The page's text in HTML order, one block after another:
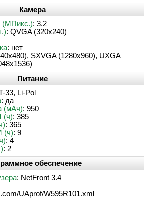
Камера
(МПикс.): 3.2
: QVGA (320x240)
: нет
SXVGA (1280x960), UXGA
Питание
33, Li-Pol
: да
(мАч): 950
(ч): 385
: 365
(ч): 9
: 4
: 2
обеспечение
: NetFront 3.4
UAprof/W595R101.xml